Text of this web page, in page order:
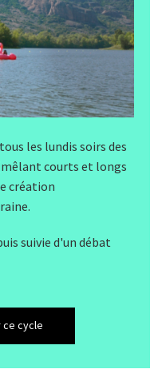
les lundis soirs des
courts et longs
création
suivie d'un débat
ce cycle